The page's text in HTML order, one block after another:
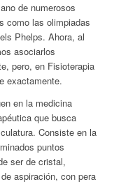
de numerosos
como las olimpiadas
Phelps. Ahora, al
asociarlos
pero, en Fisioterapia
exactamente.
en la medicina
que busca
Consiste en la
puntos
ser de cristal,
aspiración, con pera